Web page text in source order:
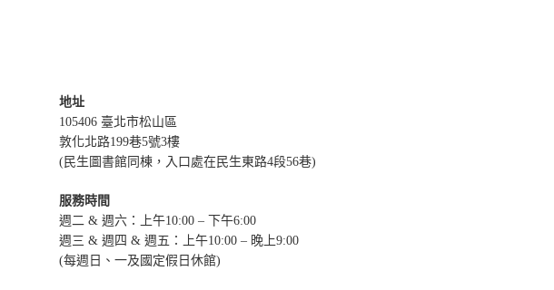
地址
105406 臺北市松山區
敦化北路199巷5號3樓
(民生圖書館同棟，入口處在民生東路4段56巷)
服務時間
週二 & 週六：上午10:00 – 下午6:00
週三 & 週四 & 週五：上午10:00 – 晚上9:00
(每週日、一及國定假日休館)